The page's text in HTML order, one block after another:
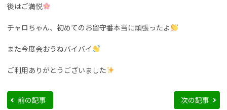
後はご満悦
チャロちゃん、初めてのお留守番本当に頑張ったよ
また今度会おうねバイバイ
ご利用ありがとうございました
前の記事 次の記事